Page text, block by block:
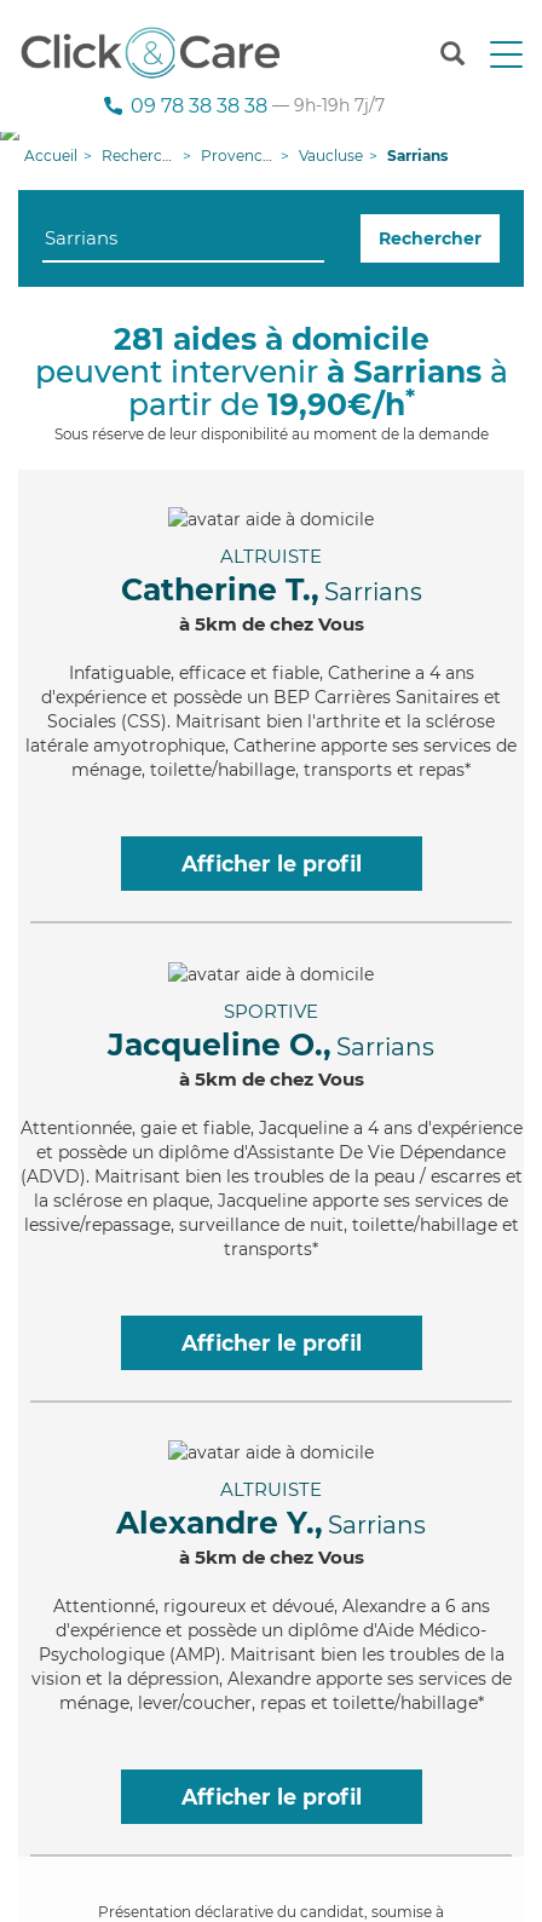
T
n
g
i
09 78 38 38 38 — 9h-19h 7j/7
Accueil Recherche aide à domicile Provence-Alpes-Côte d'Azur Vaucluse Sarrians
Rechercher
281 aides à domicile
peuvent intervenir à Sarriansà
partir de 19,90€/h*
Sous réserve de leur disponibilité au moment de la demande
ALTRUISTE
Catherine T., Sarrians
à 5km de chez Vous
Infatiguable, efficace et fiable, Catherine a 4 ans
d'expérience et possède un BEP Carrières Sanitaires et
Sociales (CSS). Maitrisant bien l'arthrite et la sclérose
latérale amyotrophique, Catherine apporte ses services de
ménage, toilette/habillage, transports et repas*
Afficher le profil
SPORTIVE
Jacqueline O., Sarrians
à 5km de chez Vous
Attentionnée, gaie et fiable, Jacqueline a 4 ans d'expérience
et possède un diplôme d'Assistante De Vie Dépendance
(ADVD). Maitrisant bien les troubles de la peau / escarres et
la sclérose en plaque, Jacqueline apporte ses services de
lessive/repassage, surveillance de nuit, toilette/habillage et
transports*
Afficher le profil
ALTRUISTE
Alexandre Y., Sarrians
à 5km de chez Vous
Attentionné, rigoureux et dévoué, Alexandre a 6 ans
d'expérience et possède un diplôme d'Aide Médico-
Psychologique (AMP). Maitrisant bien les troubles de la
vision et la dépression, Alexandre apporte ses services de
ménage, lever/coucher, repas et toilette/habillage*
Afficher le profil
Présentation déclarative du candidat, soumise à